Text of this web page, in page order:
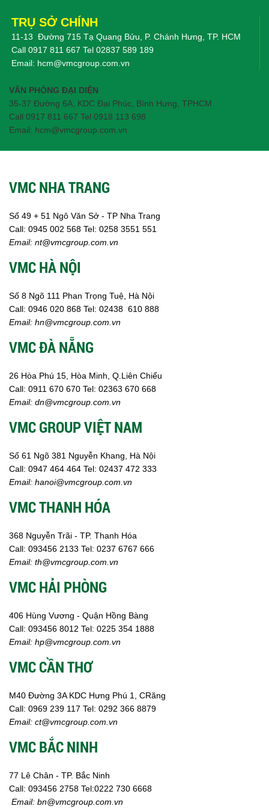
TRỤ SỞ CHÍNH
11-13 Đường 715 Tạ Quang Bửu, P. Chánh Hưng, TP. HCM
Call 0917 811 667 Tel 02837 589 189
Email: hcm@vmcgroup.com.vn
VĂN PHÒNG ĐẠI DIỆN
35-37 Đường 6A, KDC Đại Phúc, Bình Hưng, TPHCM
Call 0917 811 667 Tel 0918 113 698
Email: hcm@vmcgroup.com.vn
VMC NHA TRANG
Số 49 + 51 Ngô Văn Sở - TP Nha Trang
Call: 0945 002 568 Tel: 0258 3551 551
Email: nt@vmcgroup.com.vn
VMC HÀ NỘI
Số 8 Ngõ 111 Phan Trọng Tuệ, Hà Nội
Call: 0946 020 868 Tel: 02438 610 888
Email: hn@vmcgroup.com.vn
VMC ĐÀ NẴNG
26 Hòa Phú 15, Hòa Minh, Q.Liên Chiểu
Call: 0911 670 670 Tel: 02363 670 668
Email: dn@vmcgroup.com.vn
VMC GROUP VIỆT NAM
Số 61 Ngõ 381 Nguyễn Khang, Hà Nội
Call: 0947 464 464 Tel: 02437 472 333
Email: hanoi@vmcgroup.com.vn
VMC THANH HÓA
368 Nguyễn Trãi - TP. Thanh Hóa
Call: 093456 2133 Tel: 0237 6767 666
Email: th@vmcgroup.com.vn
VMC HẢI PHÒNG
406 Hùng Vương - Quận Hồng Bàng
Call: 093456 8012 Tel: 0225 354 1888
Email: hp@vmcgroup.com.vn
VMC CẦN THƠ
M40 Đường 3A KDC Hưng Phú 1, CRăng
Call: 0969 239 117 Tel: 0292 366 8879
Email: ct@vmcgroup.com.vn
VMC BẮC NINH
77 Lê Chân - TP. Bắc Ninh
Call: 093456 2758 Tel:0222 730 6668
Email: bn@vmcgroup.com.vn